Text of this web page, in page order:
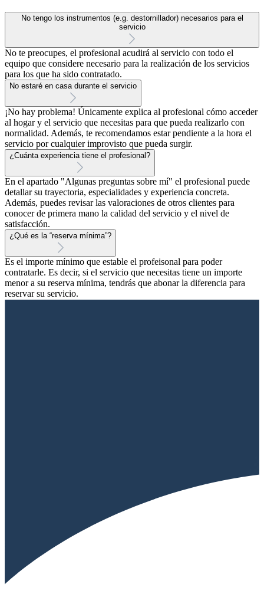
No tengo los instrumentos (e.g. destornillador) necesarios para el
servicio
No te preocupes, el profesional acudirá al servicio con todo el
equipo que considere necesario para la realización de los servicios
para los que ha sido contratado.
No estaré en casa durante el servicio
¡No hay problema! Únicamente explica al profesional cómo acceder
al hogar y el servicio que necesitas para que pueda realizarlo con
normalidad. Además, te recomendamos estar pendiente a la hora el
servicio por cualquier improvisto que pueda surgir.
¿Cuánta experiencia tiene el profesional?
En el apartado "Algunas preguntas sobre mí" el profesional puede
detallar su trayectoria, especialidades y experiencia concreta.
Además, puedes revisar las valoraciones de otros clientes para
conocer de primera mano la calidad del servicio y el nivel de
satisfacción.
¿Qué es la “reserva mínima”?
Es el importe mínimo que estable el profeisonal para poder
contratarle. Es decir, si el servicio que necesitas tiene un importe
menor a su reserva mínima, tendrás que abonar la diferencia para
reservar su servicio.